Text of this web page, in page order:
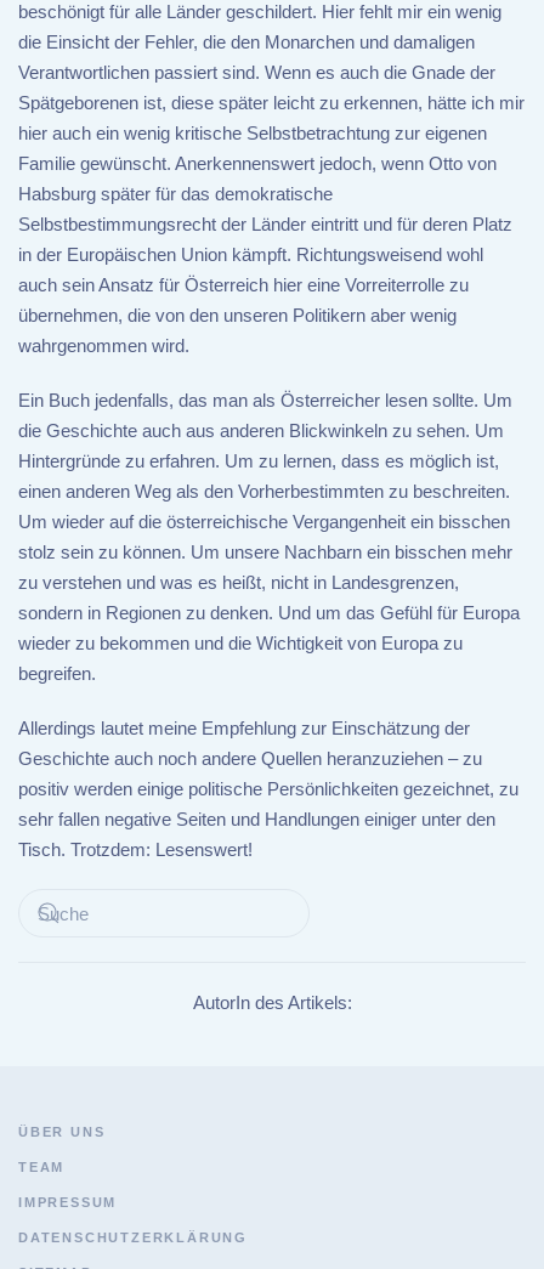
beschönigt für alle Länder geschildert. Hier fehlt mir ein wenig
die Einsicht der Fehler, die den Monarchen und damaligen
Verantwortlichen passiert sind. Wenn es auch die Gnade der
Spätgeborenen ist, diese später leicht zu erkennen, hätte ich mir
hier auch ein wenig kritische Selbstbetrachtung zur eigenen
Familie gewünscht. Anerkennenswert jedoch, wenn Otto von
Habsburg später für das demokratische
Selbstbestimmungsrecht der Länder eintritt und für deren Platz
in der Europäischen Union kämpft. Richtungsweisend wohl
auch sein Ansatz für Österreich hier eine Vorreiterrolle zu
übernehmen, die von den unseren Politikern aber wenig
wahrgenommen wird.
Ein Buch jedenfalls, das man als Österreicher lesen sollte. Um
die Geschichte auch aus anderen Blickwinkeln zu sehen. Um
Hintergründe zu erfahren. Um zu lernen, dass es möglich ist,
einen anderen Weg als den Vorherbestimmten zu beschreiten.
Um wieder auf die österreichische Vergangenheit ein bisschen
stolz sein zu können. Um unsere Nachbarn ein bisschen mehr
zu verstehen und was es heißt, nicht in Landesgrenzen,
sondern in Regionen zu denken. Und um das Gefühl für Europa
wieder zu bekommen und die Wichtigkeit von Europa zu
begreifen.
Allerdings lautet meine Empfehlung zur Einschätzung der
Geschichte auch noch andere Quellen heranzuziehen – zu
positiv werden einige politische Persönlichkeiten gezeichnet, zu
sehr fallen negative Seiten und Handlungen einiger unter den
Tisch. Trotzdem: Lesenswert!
AutorIn des Artikels:
ÜBER UNS
TEAM
IMPRESSUM
DATENSCHUTZERKLÄRUNG